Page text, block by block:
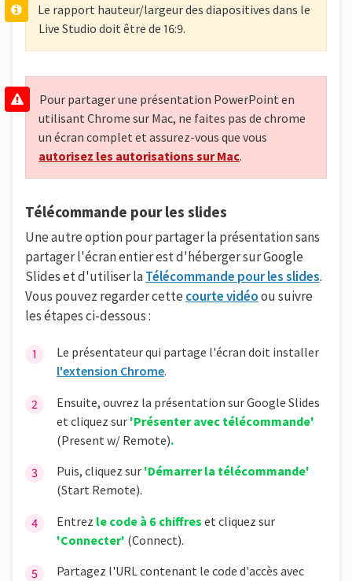
Le rapport hauteur/largeur des diapositives dans le
Live Studio doit être de 16:9.
Pour partager une présentation PowerPoint en
utilisant Chrome sur Mac, ne faites pas de chrome
un écran complet et assurez-vous que vous
autorisez les autorisations sur Mac.
Télécommande pour les slides
Une autre option pour partager la présentation sans
partager l'écran entier est d'héberger sur Google
Slides et d'utiliser laTélécommande pour les slides.
Vous pouvez regarder cette courte vidéoou suivre
les étapes ci-dessous :
Le présentateur qui partage l'écran doit installer
l'extension Chrome.
Ensuite, ouvrez la présentation sur Google Slides
et cliquez sur 'Présenter avec télécommande'
(Present w/ Remote).
Puis, cliquez sur 'Démarrer la télécommande'
(Start Remote).
Entrez le code à 6 chiffres et cliquez sur
'Connecter' (Connect).
Partagez l'URL contenant le code d'accès avec